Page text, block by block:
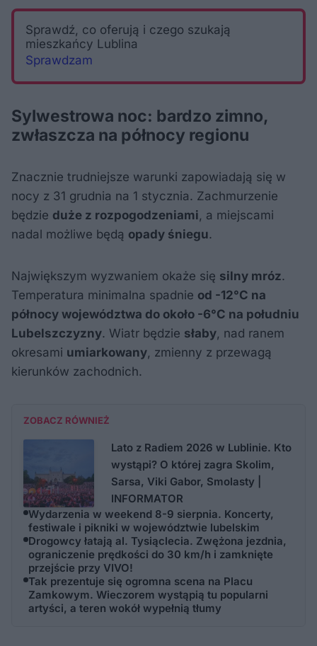
Sprawdź, co oferują i czego szukają
mieszkańcy Lublina
Sprawdzam
Sylwestrowa noc: bardzo zimno,
zwłaszcza na północy regionu
Znacznie trudniejsze warunki zapowiadają się w
nocy z 31 grudnia na 1 stycznia. Zachmurzenie
będzie duże z rozpogodzeniami , a miejscami
nadal możliwe będą opady śniegu.
Największym wyzwaniem okaże się silny mróz.
Temperatura minimalna spadnie od -12°C na
północy województwa do około -6°C na południu
Lubelszczyzny. Wiatr będzie słaby , nad ranem
okresami umiarkowany , zmienny z przewagą
kierunków zachodnich.
ZOBACZ RÓWNIEŻ
Lato z Radiem 2026 w Lublinie. Kto
wystąpi? O której zagra Skolim,
Sarsa, Viki Gabor, Smolasty |
INFORMATOR
Wydarzenia w weekend 8-9 sierpnia. Koncerty,
festiwale i pikniki w województwie lubelskim
Drogowcy łatają al. Tysiąclecia. Zwężona jezdnia,
ograniczenie prędkości do 30 km/h i zamknięte
przejście przy VIVO!
Tak prezentuje się ogromna scena na Placu
Zamkowym. Wieczorem wystąpią tu popularni
artyści, a teren wokół wypełnią tłumy